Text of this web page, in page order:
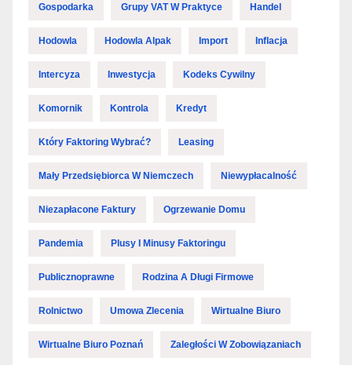
Gospodarka Grupy VAT W Praktyce Handel
Hodowla Hodowla Alpak Import Inflacja
Intercyza Inwestycja Kodeks Cywilny
Komornik Kontrola Kredyt
Który Faktoring Wybrać? Leasing
Mały Przedsiębiorca W Niemczech Niewypłacalność
Niezapłacone Faktury Ogrzewanie Domu
Pandemia Plusy I Minusy Faktoringu
Publicznoprawne Rodzina A Długi Firmowe
Rolnictwo Umowa Zlecenia Wirtualne Biuro
Wirtualne Biuro Poznań Zaległości W Zobowiązaniach